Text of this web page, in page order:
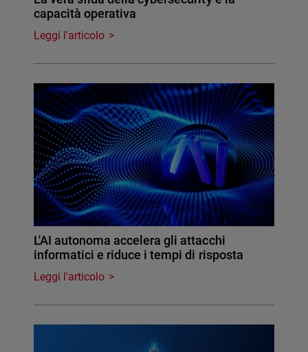
capacità operativa
Leggi l'articolo
L'AI autonoma accelera gli attacchi
informatici e riduce i tempi di risposta
Leggi l'articolo